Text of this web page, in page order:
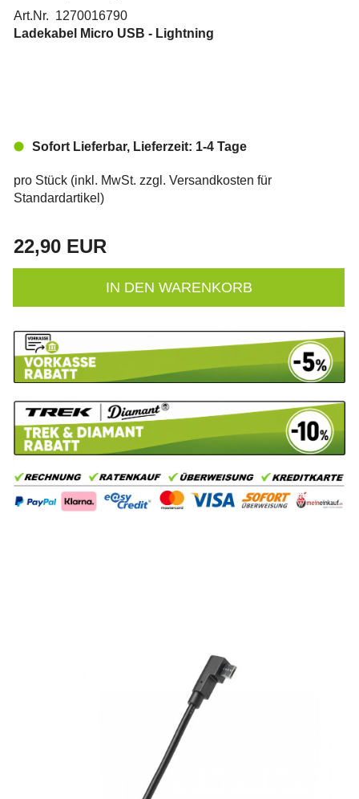
Art.Nr. 1270016790
Ladekabel Micro USB - Lightning
Sofort Lieferbar, Lieferzeit: 1-4 Tage
pro Stück (inkl. MwSt. zzgl. Versandkosten für
Standardartikel )
22,90 EUR
IN DEN WARENKORB